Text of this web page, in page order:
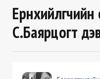
С.Баярцогт